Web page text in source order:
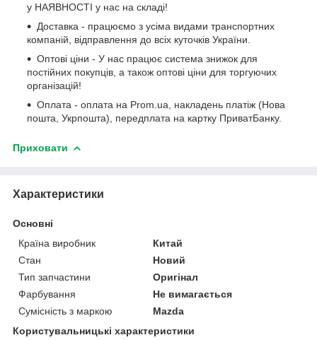
у НАЯВНОСТІ у нас на складі!
Доставка - працюємо з усіма видами транспортних
компаній, відправлення до всіх куточків України.
Оптові ціни - У нас працює система знижок для
постійних покупців, а також оптові ціни для торгуючих
організацій!
Оплата - оплата на Prom.ua, накладень платіж (Нова
пошта, Укрпошта), передплата на картку ПриватБанку.
Приховати
Характеристики
Основні
Країна виробник
Китай
Стан
Новий
Тип запчастини
Оригінал
Фарбування
Не вимагається
Сумісність з маркою
Mazda
Користувальницькі характеристики